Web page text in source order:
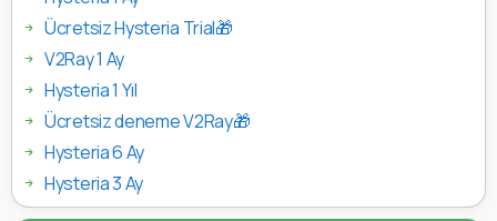
Ücretsiz Hysteria Trial🎁
V2Ray 1 Ay
Hysteria 1 Yıl
Ücretsiz deneme V2Ray🎁
Hysteria 6 Ay
Hysteria 3 Ay